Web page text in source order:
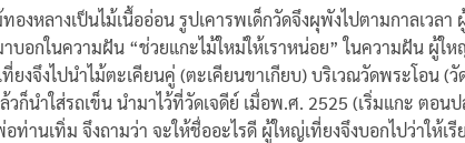
องหลางเป็นไม้เนื้ออ่อน รูปเคารพเด็กวัดจึงผุพังไปตามกาลเว
บอกในความฝัน “ช่วยแกะไม้ใหม่ให้เราหน่อย” ในความฝัน ผู้ใ
ที่ยงจึงไปนำไม้ตะเคียนคู่ (ตะเคียนขาเกียบ) บริเวณวัดพระโอน
วก็นำใส่รถเข็น นำมาไว้ที่วัดเจดีย์ เมื่อพ.ศ. 2525 (เริ่มแกะ ตอ
ท่านเทิ่ม จึงถามว่า จะให้ชื่ออะไรดี ผู้ใหญ่เที่ยงจึงบอกไปว่าให้เ